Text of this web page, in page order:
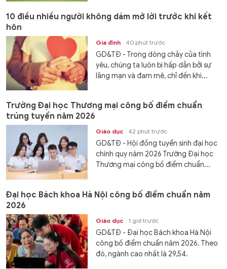
10 điều nhiều người không dám mở lời trước khi kết
hôn
Gia đình 40 phút trước
GD&TĐ - Trong dòng chảy của tình
yêu, chúng ta luôn bị hấp dẫn bởi sự
lãng mạn và đam mê, chỉ đến khi...
Trường Đại học Thương mại công bố điểm chuẩn
trúng tuyển năm 2026
Giáo dục 42 phút trước
GD&TĐ - Hội đồng tuyển sinh đại học
chính quy năm 2026 Trường Đại học
Thương mại công bố điểm chuẩn...
Đại học Bách khoa Hà Nội công bố điểm chuẩn năm
2026
Giáo dục 1 giờ trước
GD&TĐ - Đại học Bách khoa Hà Nội
công bố điểm chuẩn năm 2026. Theo
đó, ngành cao nhất là 29,54.